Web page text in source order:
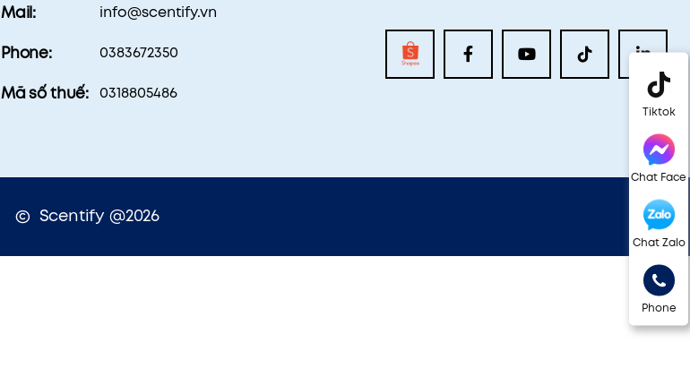
Tiktok
Chat Face
Chat Zalo
Phone
Mail: info@scentify.vn
Phone: 0383672350
Mã số thuế: 0318805486
Scentify @2026